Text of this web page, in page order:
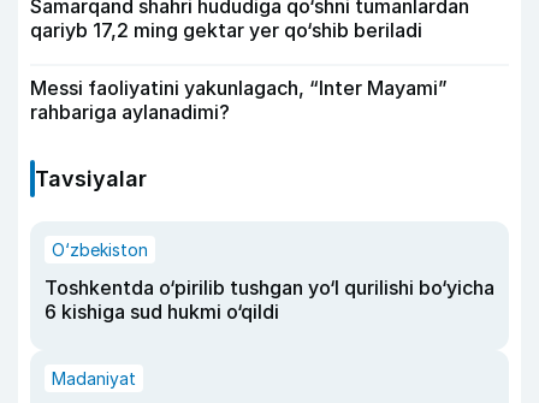
Samarqand shahri hududiga qo‘shni tumanlardan
qariyb 17,2 ming gektar yer qo‘shib beriladi
Messi faoliyatini yakunlagach, “Inter Mayami”
rahbariga aylanadimi?
Tavsiyalar
O‘zbekiston
Toshkentda o‘pirilib tushgan yo‘l qurilishi bo‘yicha
6 kishiga sud hukmi o‘qildi
Madaniyat